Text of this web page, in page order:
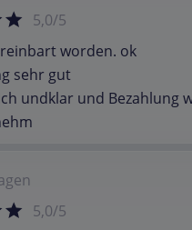
5,0/5
worden. ok
sehr gut
undklar und Bezahlung
5,0/5